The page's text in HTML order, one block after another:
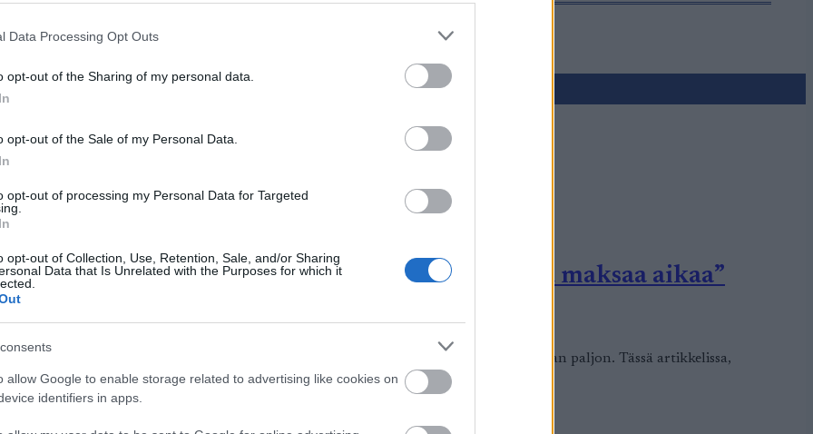
Data Processing Opt Outs
opt-out of the Sharing of my personal data.
opt-out of the Sale of my Personal Data.
opt-out of processing my Personal Data for Targeted
opt-out of Collection, Use, Retention, Sale, and/or Sharing
Data that Is Unrelated with the Purposes for which it
allow Google to enable storage related to advertising like cookies on
identifiers in apps.
YOUTUBE
ylimääräinen sentti sauvan pituudessa maksaa aikaa”
sauvat nähdessään. Väärän pituiset sauvat vaikuttavat hiihtovauhtiin huomattavan paljon. Tässä artikkelissa,
pitää oikeaoppisesti valita hiihtoon.